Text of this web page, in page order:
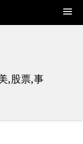
,股票,事